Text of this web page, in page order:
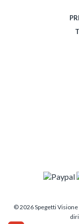
© 2026 Spegetti Visione